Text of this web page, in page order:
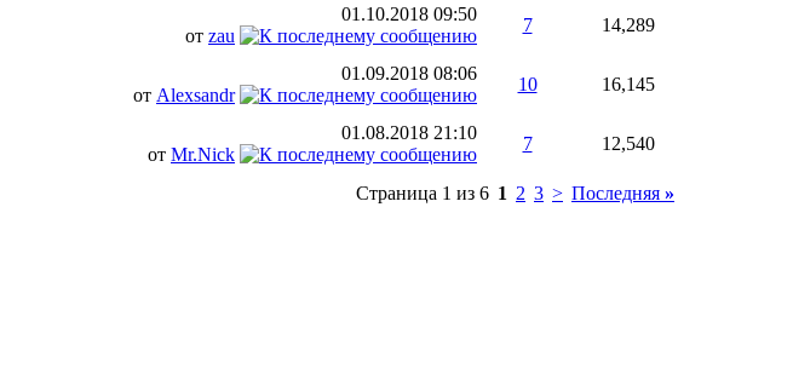
01.10.2018 09:50
от zau
7 14,289
01.09.2018 08:06
от Alexsandr
10 16,145
01.08.2018 21:10
от Mr.Nick
7 12,540
Страница 1 из 6 1 2 3 > Последняя »